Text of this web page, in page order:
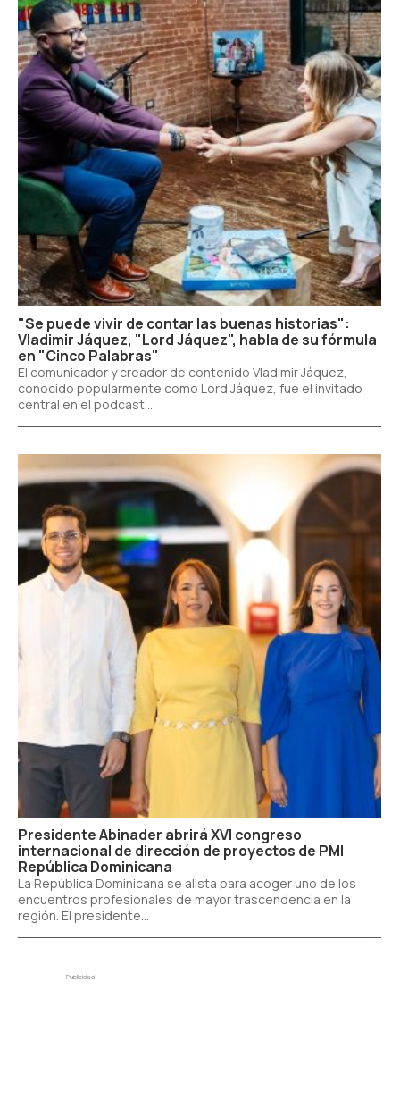
"Se puede vivir de contar las buenas historias":
Vladimir Jáquez, "Lord Jáquez", habla de su fórmula
en "Cinco Palabras"
El comunicador y creador de contenido Vladimir Jáquez,
conocido popularmente como Lord Jáquez, fue el invitado
central en el podcast...
Presidente Abinader abrirá XVI congreso
internacional de dirección de proyectos de PMI
República Dominicana
La República Dominicana se alista para acoger uno de los
encuentros profesionales de mayor trascendencia en la
región. El presidente...
Publicidad